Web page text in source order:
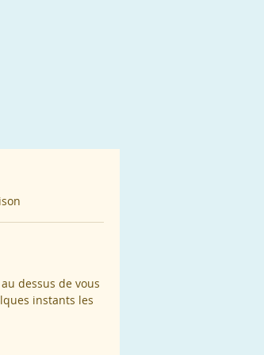
dessus de vous
instants les